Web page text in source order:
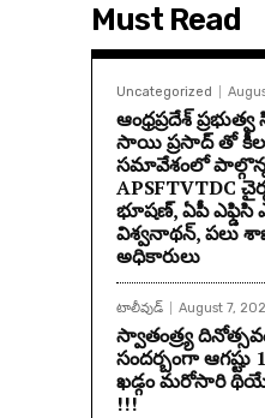
Must Read
Uncategorized
ఆంధ్రప్రదేశ్
సాయి ప్రసాద్ తో
సమావేశంలో
APSFTVTDC
భూషణ్, ఏపీ ఎఫ్డిసి
విశ్వనాథన్, పలు
అధికారులు
టాలీవుడ్ August 7,
స్వాతంత్ర్య
సందర్బంగా ఆగష్టు
ఖడ్గం మరోసారి
!!!